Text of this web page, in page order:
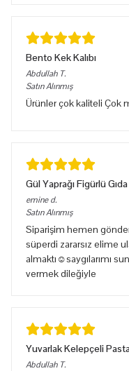
Bento Kek Kalıbı
Abdullah T.
Satın Alınmış
Ürünler çok kaliteli Çok
Gül Yaprağı Figürlü
emine d.
Satın Alınmış
Siparişim hemen
süperdi zararsız elime
almaktı☺️saygılarımı
vermek dileğiyle
Yuvarlak Kelepçeli
Abdullah T.